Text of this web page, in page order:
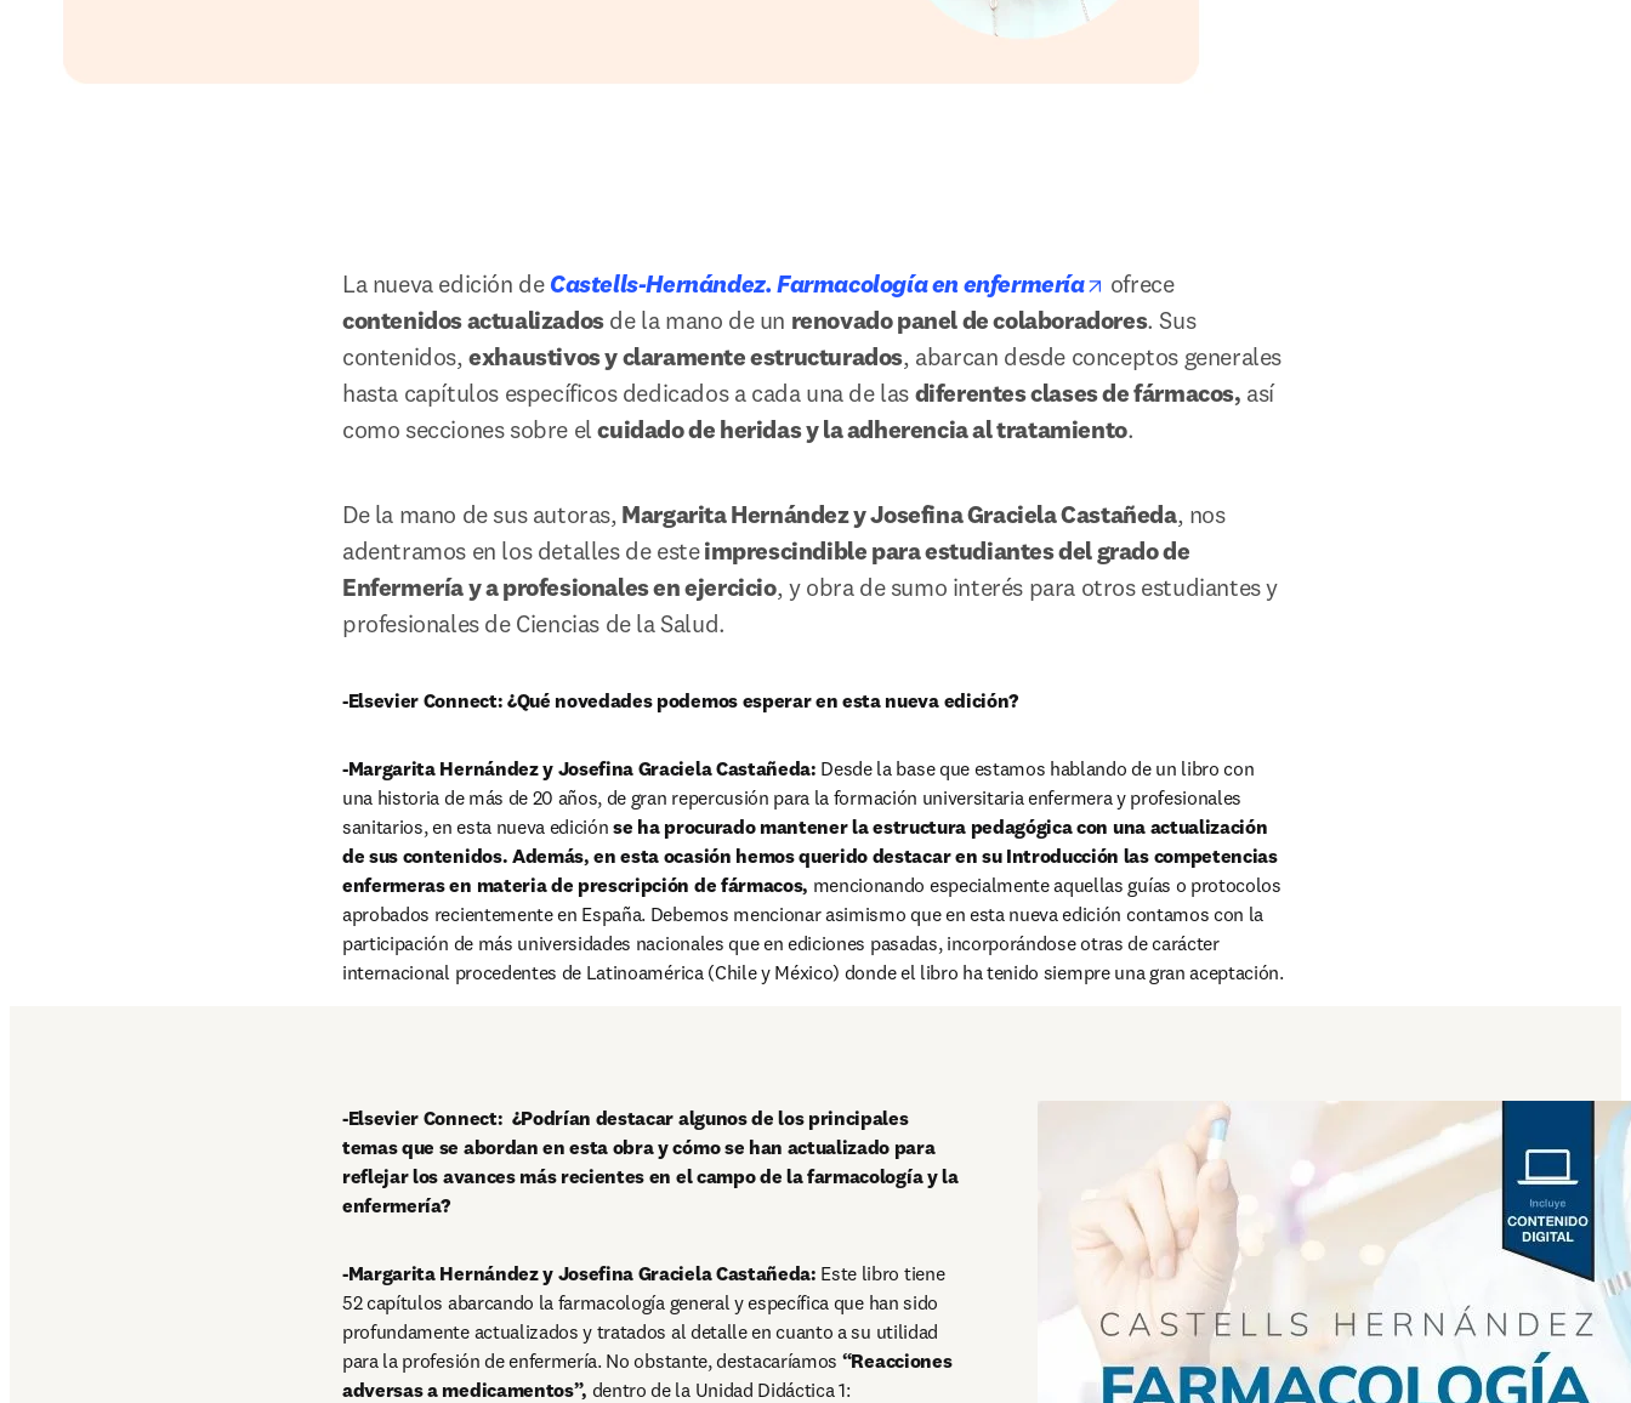
La nueva edición de Castells-Hernández. Farmacología en enfermería opens in new tab/window
ofrece
contenidos actualizados de la mano de un renovado panel de colaboradores. Sus
contenidos, exhaustivos y claramente estructurados, abarcan desde conceptos generales
hasta capítulos específicos dedicados a cada una de las diferentes clases de fármacos, así
como secciones sobre el cuidado de heridas y la adherencia al tratamiento.
De la mano de sus autoras, Margarita Hernández y Josefina Graciela Castañeda, nos
adentramos en los detalles de este imprescindible para estudiantes del grado de
Enfermería y a profesionales en ejercicio, y obra de sumo interés para otros estudiantes y
profesionales de Ciencias de la Salud.
-Elsevier Connect: ¿Qué novedades podemos esperar en esta nueva edición?
-Margarita Hernández y Josefina Graciela Castañeda: Desde la base que estamos hablando de un libro con
una historia de más de 20 años, de gran repercusión para la formación universitaria enfermera y profesionales
sanitarios, en esta nueva edición se ha procurado mantener la estructura pedagógica con una actualización
de sus contenidos. Además, en esta ocasión hemos querido destacar en su Introducción las competencias
enfermeras en materia de prescripción de fármacos, mencionando especialmente aquellas guías o protocolos
aprobados recientemente en España. Debemos mencionar asimismo que en esta nueva edición contamos con la
participación de más universidades nacionales que en ediciones pasadas, incorporándose otras de carácter
internacional procedentes de Latinoamérica (Chile y México) donde el libro ha tenido siempre una gran aceptación.
-Elsevier Connect:  ¿Podrían destacar algunos de los principales
temas que se abordan en esta obra y cómo se han actualizado para
reflejar los avances más recientes en el campo de la farmacología y la
enfermería?
-Margarita Hernández y Josefina Graciela Castañeda: Este libro tiene
52 capítulos abarcando la farmacología general y específica que han sido
profundamente actualizados y tratados al detalle en cuanto a su utilidad
para la profesión de enfermería. No obstante, destacaríamos “Reacciones
adversas a medicamentos”,